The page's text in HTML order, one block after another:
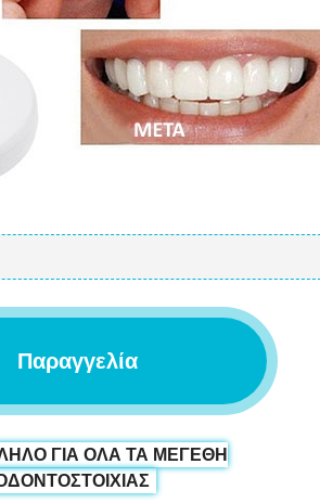
Παραγγελία
ΓΙΑ ΟΛΑ ΤΑ ΜΕΓΕΘΗ